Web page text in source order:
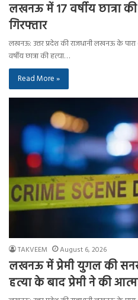
लखनऊ में 17 वर्षीय छात्रा
गिरफ्तार
लखनऊ: उत्तर प्रदेश की राजधानी लखनऊ के
वर्षीय छात्रा की हत्या…
Read More »
TAKVEEM August 6, 2026
लखनऊ में प्रेमी युगल की
हत्या के बाद प्रेमी ने की